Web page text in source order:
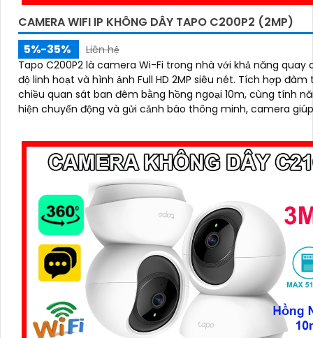
CAMERA WIFI IP KHÔNG DÂY TAPO C200P2 (2MP)
5%-35%
Liên hệ
Tapo C200P2 là camera Wi-Fi trong nhà với khả năng quay
độ linh hoạt và hình ảnh Full HD 2MP siêu nét. Tích hợp đàm thoại hai
chiều quan sát ban đêm bằng hồng ngoại 10m, cùng tính
hiện chuyển động và gửi cảnh báo thông minh, camera